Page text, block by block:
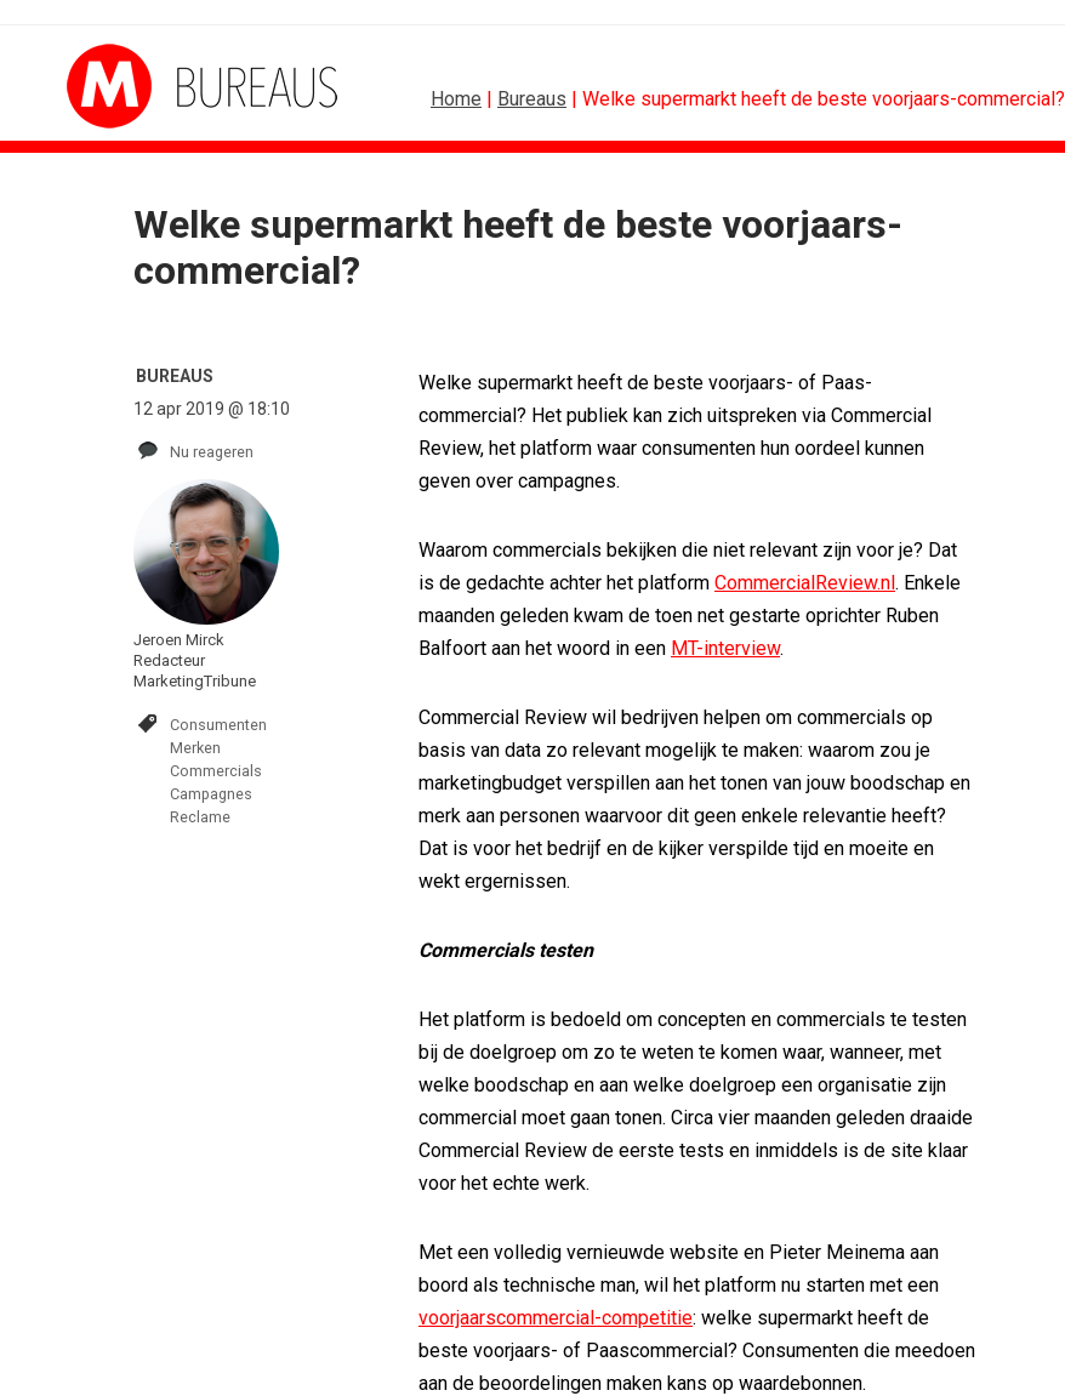
Home | Bureaus | Welke supermarkt heeft de beste voorjaars-commercial?
Welke supermarkt heeft de beste voorjaars-
commercial?
BUREAUS
12 apr 2019 @ 18:10
Nu reageren
Jeroen Mirck
Redacteur
MarketingTribune
Consumenten
Merken
Commercials
Campagnes
Reclame
Welke supermarkt heeft de beste voorjaars- of Paas-
commercial? Het publiek kan zich uitspreken via Commercial
Review, het platform waar consumenten hun oordeel kunnen
geven over campagnes.
Waarom commercials bekijken die niet relevant zijn voor je? Dat
is de gedachte achter het platform CommercialReview.nl. Enkele
maanden geleden kwam de toen net gestarte oprichter Ruben
Balfoort aan het woord in een MT-interview.
Commercial Review wil bedrijven helpen om commercials op
basis van data zo relevant mogelijk te maken: waarom zou je
marketingbudget verspillen aan het tonen van jouw boodschap en
merk aan personen waarvoor dit geen enkele relevantie heeft?
Dat is voor het bedrijf en de kijker verspilde tijd en moeite en
wekt ergernissen.
Commercials testen
Het platform is bedoeld om concepten en commercials te testen
bij de doelgroep om zo te weten te komen waar, wanneer, met
welke boodschap en aan welke doelgroep een organisatie zijn
commercial moet gaan tonen. Circa vier maanden geleden draaide
Commercial Review de eerste tests en inmiddels is de site klaar
voor het echte werk.
Met een volledig vernieuwde website en Pieter Meinema aan
boord als technische man, wil het platform nu starten met een
voorjaarscommercial-competitie: welke supermarkt heeft de
beste voorjaars- of Paascommercial? Consumenten die meedoen
aan de beoordelingen maken kans op waardebonnen.
SPONSORING
Olympisch schaatsen in Thialf biedt...
Lego laat opnieuw Formule 1-coureurs...
ALGEMEEN
[column] Rust is het nieuwe premium
Efficiëntie is niet genoeg als...